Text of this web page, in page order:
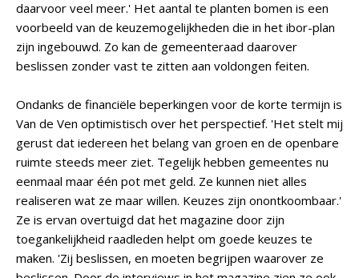
daarvoor veel meer.' Het aantal te planten bomen is een
voorbeeld van de keuzemogelijkheden die in het ibor-plan
zijn ingebouwd. Zo kan de gemeenteraad daarover
beslissen zonder vast te zitten aan voldongen feiten.
Ondanks de financiële beperkingen voor de korte termijn is
Van de Ven optimistisch over het perspectief. 'Het stelt mij
gerust dat iedereen het belang van groen en de openbare
ruimte steeds meer ziet. Tegelijk hebben gemeentes nu
eenmaal maar één pot met geld. Ze kunnen niet alles
realiseren wat ze maar willen. Keuzes zijn onontkoombaar.'
Ze is ervan overtuigd dat het magazine door zijn
toegankelijkheid raadleden helpt om goede keuzes te
maken. 'Zij beslissen, en moeten begrijpen waarover ze